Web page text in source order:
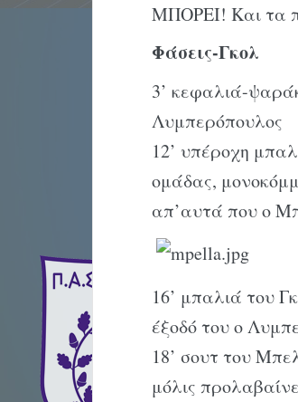
ΜΠΟΡΕΙ! Και τα
Φάσεις-Γκολ
3’ κεφαλιά-
Λυμπερόπουλος
12’ υπέροχη
ομάδας,
απ’αυτά που ο
16’ μπαλιά του
έξοδό του ο
18’ σουτ του
μόλις